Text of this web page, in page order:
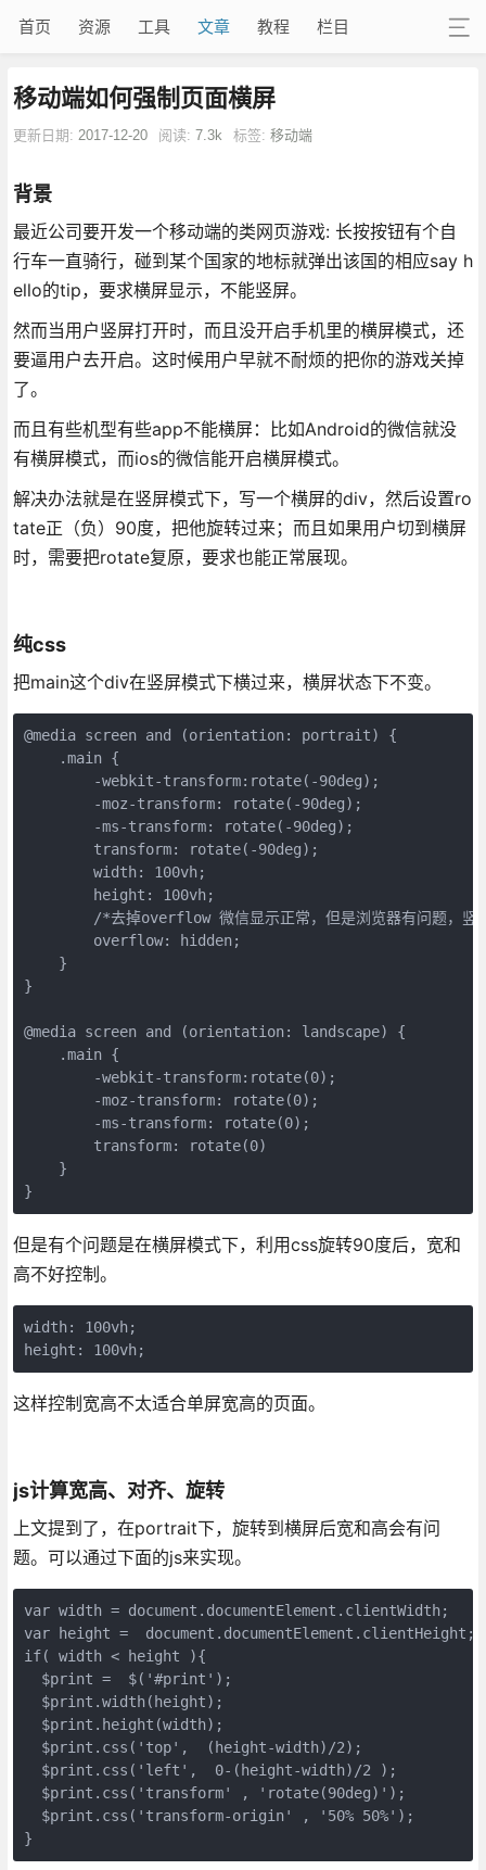
首页 资源 工具 文章 教程 栏目
移动端如何强制页面横屏
更新日期: 2017-12-20 阅读: 7.3k 标签: 移动端
背景
最近公司要开发一个移动端的类网页游戏: 长按按钮有个自
行车一直骑行，碰到某个国家的地标就弹出该国的相应say h
ello的tip，要求横屏显示，不能竖屏。
然而当用户竖屏打开时，而且没开启手机里的横屏模式，还
要逼用户去开启。这时候用户早就不耐烦的把你的游戏关掉
了。
而且有些机型有些app不能横屏：比如Android的微信就没
有横屏模式，而ios的微信能开启横屏模式。
解决办法就是在竖屏模式下，写一个横屏的div，然后设置ro
tate正（负）90度，把他旋转过来；而且如果用户切到横屏
时，需要把rotate复原，要求也能正常展现。
纯css
把main这个div在竖屏模式下横过来，横屏状态下不变。
@media screen and (orientation: portrait) {
    .main {
        -webkit-transform:rotate(-90deg);
        -moz-transform: rotate(-90deg);
        -ms-transform: rotate(-90deg);
        transform: rotate(-90deg);
        width: 100vh;
        height: 100vh;
/*去掉overflow 微信显示正常，但是浏览器有问题，竖
        overflow: hidden;
    }
}
@media screen and (orientation: landscape) {
    .main {
        -webkit-transform:rotate(0);
        -moz-transform: rotate(0);
        -ms-transform: rotate(0);
        transform: rotate(0)
    }
}
但是有个问题是在横屏模式下，利用css旋转90度后，宽和
高不好控制。
width: 100vh;
height: 100vh;
这样控制宽高不太适合单屏宽高的页面。
js计算宽高、对齐、旋转
上文提到了，在portrait下，旋转到横屏后宽和高会有问
题。可以通过下面的js来实现。
var width = document.documentElement.clientWidth;
var height =  document.documentElement.clientHeight;
if( width < height ){
  $print =  $('#print');
  $print.width(height);
  $print.height(width);
  $print.css('top',  (height-width)/2);
  $print.css('left',  0-(height-width)/2 );
  $print.css('transform' , 'rotate(90deg)');
  $print.css('transform-origin' , '50% 50%');
}